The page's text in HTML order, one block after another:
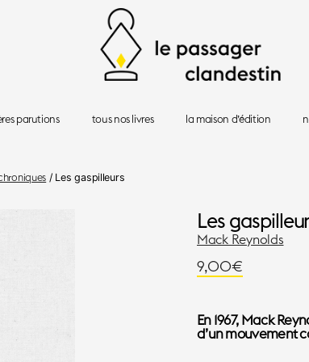
Clandestin
parutions tous nos livres la maison d’édition
/ Les gaspilleurs
Les
Mack Reynolds
9,00€
En 1967, Mack
d’un mouvement